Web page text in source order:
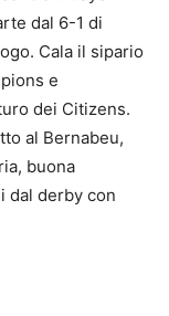
dal 6-1 di
Cala il sipario
e
dei Citizens.
al Bernabeu,
buona
dal derby con